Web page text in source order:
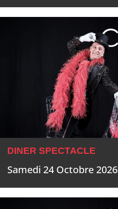
DINER SPECTACLE
Samedi 24 Octobre 2026